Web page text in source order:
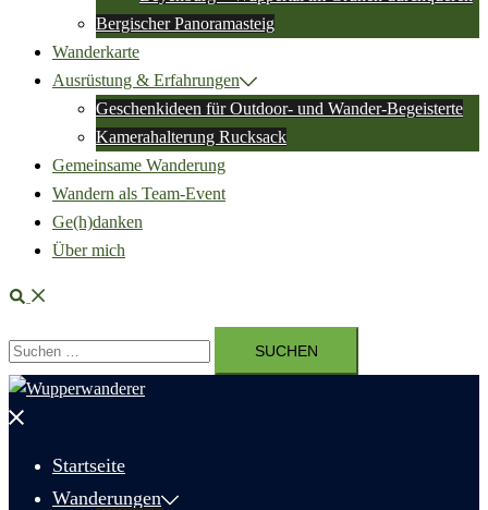
Bergischer Panoramasteig
Wanderkarte
Ausrüstung & Erfahrungen
Geschenkideen für Outdoor- und Wander-Begeisterte
Kamerahalterung Rucksack
Gemeinsame Wanderung
Wandern als Team-Event
Ge(h)danken
Über mich
Suche
Suchen
nach:
Menü
Startseite
Wanderungen